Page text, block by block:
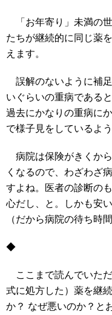
「お年寄り」未満の
たちが継続的に同じ薬
えます。
誤解のないように補
いぐらいの重病である
過去にかなりの重病に
で様子見をしているよ
病院は保険がきくか
くなるので、わざわざ
すよね。医者の診断の
心だし、と。しかも安
（だから病院の待ち時
◆
ここまで読んでいた
式に処方した）薬を継
か？ なぜ悪いのか？と